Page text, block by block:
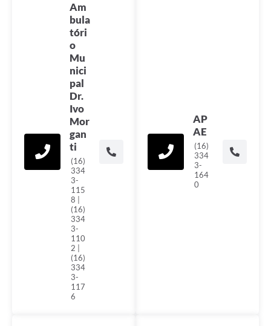
Am
bula
tóri
o
Mu
nici
pal
Dr.
Ivo
Mor
gan
ti
(16)
334
3-
115
8 |
(16)
334
3-
110
2 |
(16)
334
3-
117
6
AP
AE
(16)
334
3-
164
0